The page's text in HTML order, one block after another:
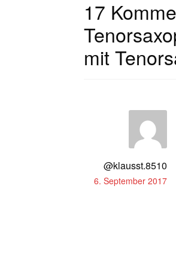
17
mit
@klausst.8510
6. September 2017